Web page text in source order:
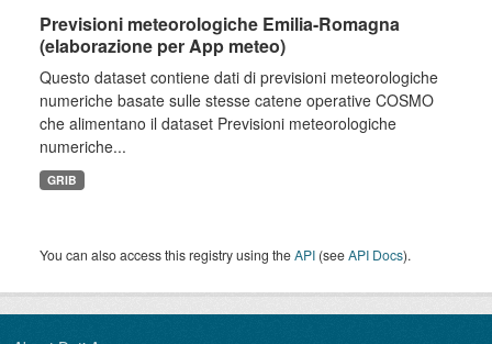
Previsioni meteorologiche Emilia-Romagna
(elaborazione per App meteo)
Questo dataset contiene dati di previsioni meteorologiche
numeriche basate sulle stesse catene operative COSMO
che alimentano il dataset Previsioni meteorologiche
numeriche...
GRIB
You can also access this registry using theAPI (seeAPI Docs).